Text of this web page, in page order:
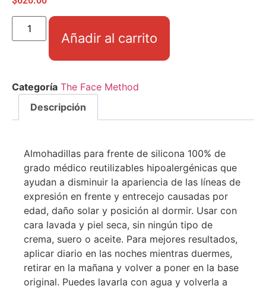
Añadir al carrito
Categoría The Face Method
Descripción
Almohadillas para frente de silicona 100% de
grado médico reutilizables hipoalergénicas que
ayudan a disminuir la apariencia de las líneas de
expresión en frente y entrecejo causadas por
edad, daño solar y posición al dormir. Usar con
cara lavada y piel seca, sin ningún tipo de
crema, suero o aceite. Para mejores resultados,
aplicar diario en las noches mientras duermes,
retirar en la mañana y volver a poner en la base
original. Puedes lavarla con agua y volverla a